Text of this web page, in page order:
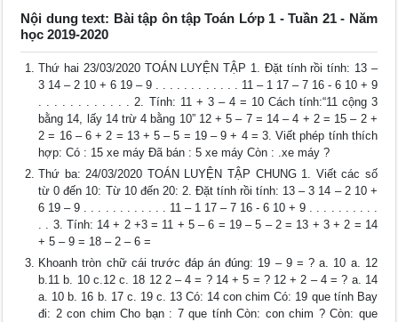
Nội dung text: Bài tập ôn tập Toán Lớp 1 - Tuần 21 - Năm
học 2019-2020
Thứ hai 23/03/2020 TOÁN LUYỆN TẬP 1. Đặt tính rồi tính: 13 –
3 14 – 2 10 + 6 19 – 9 . . . . . . . . . . . . 11 – 1 17 – 7 16 - 6 10 + 9
. . . . . . . . . . . . 2. Tính: 11 + 3 – 4 = 10 Cách tính:“11 cộng 3
bằng 14, lấy 14 trừ 4 bằng 10” 12 + 5 – 7 = 14 – 4 + 2 = 15 – 2 +
2 = 16 – 6 + 2 = 13 + 5 – 5 = 19 – 9 + 4 = 3. Viết phép tính thích
hợp: Có : 15 xe máy Đã bán : 5 xe máy Còn : .xe máy ?
Thứ ba: 24/03/2020 TOÁN LUYỆN TẬP CHUNG 1. Viết các số
từ 0 đến 10: Từ 10 đến 20: 2. Đặt tính rồi tính: 13 – 3 14 – 2 10 +
6 19 – 9 . . . . . . . . . . . . 11 – 1 17 – 7 16 - 6 10 + 9 . . . . . . . . . .
. . 3. Tính: 14 + 2 +3 = 11 + 5 – 6 = 19 – 5 – 2 = 13 + 3 + 2 = 14
+ 5 – 9 = 18 – 2 – 6 =
Khoanh tròn chữ cái trước đáp án đúng: 19 – 9 = ? a. 10 a. 12
b.11 b. 10 c.12 c. 18 12 2 – 4 = ? 14 + 5 = ? 12 + 2 – 4 = ? a. 14
a. 10 b. 16 b. 17 c. 19 c. 13 Có: 14 con chim Có: 19 que tính Bay
đi: 2 con chim Cho bạn : 7 que tính Còn: con chim ? Còn: que